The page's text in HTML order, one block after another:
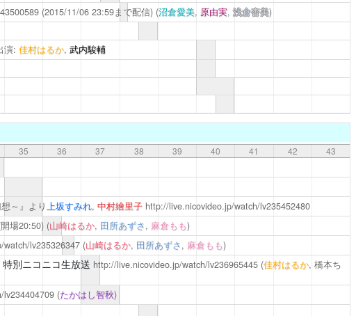
(2015/11/06 23:59まで配信) (沼倉愛美, 原由実,浅倉杏美)
演: 佳村はるか, 武内駿輔
35 36 37 38 39 40 41 42 43
～』より上坂すみれ, 中村繪里子 http://live.nicovideo.jp/watch/lv235452480
場20:50) (山崎はるか, 田所あずさ, 麻倉もも)
lv235326347 (山崎はるか, 田所あずさ, 麻倉もも)
別ニコニコ生放送 http://live.nicovideo.jp/watch/lv236965445 (佳村はるか, 橋本ち
lv234404709 (たかはし智秋)